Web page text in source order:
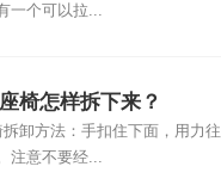
一个可以拉...
椅怎样拆下来？
卸方法：手扣住下面，用力往
注意不要经...